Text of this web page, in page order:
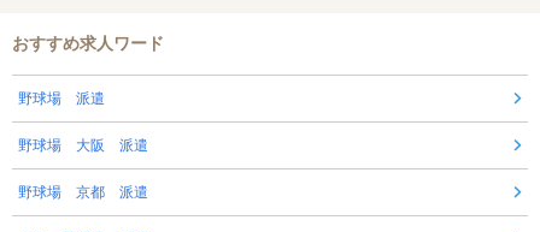
おすすめ求人ワード
野球場 派遣
野球場 大阪 派遣
野球場 京都 派遣